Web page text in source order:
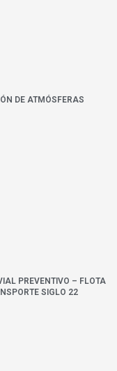
DE ATMÓSFERAS
PREVENTIVO – FLOTA
SIGLO 22